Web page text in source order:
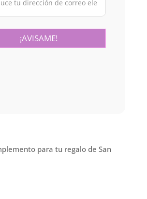
para tu regalo de San